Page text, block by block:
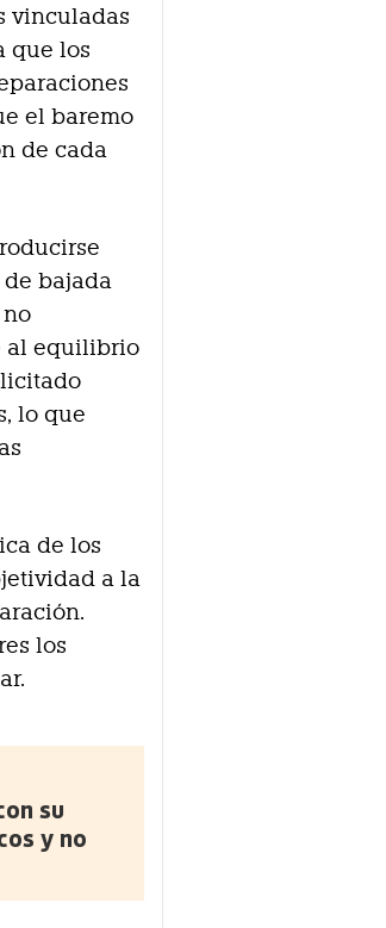
vinculadas
que los
el baremo
de cada
bajada
al equilibrio
lo que
de los
a la
los
su
y no